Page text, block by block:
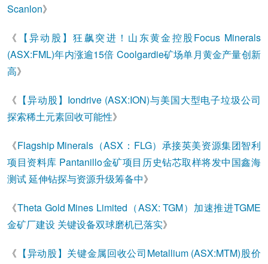
Scanlon》
《
【异动股】狂飙突进！山东黄金控股Focus Minerals
(ASX:FML)年内涨逾15倍 Coolgardie矿场单月黄金产量创新
高》
《 【异动股】Iondrive (ASX:ION)与美国大型电子垃圾公司
探索稀土元素回收可能性》
《Flagship Minerals（ASX：FLG）承接英美资源集团智利
项目资料库 Pantanillo金矿项目历史钻芯取样将发中国鑫海
测试 延伸钻探与资源升级筹备中》
《Theta Gold Mines Limited（ASX: TGM）加速推进TGME
金矿厂建设 关键设备双球磨机已落实》
《 【异动股】关键金属回收公司Metallium (ASX:MTM)股价